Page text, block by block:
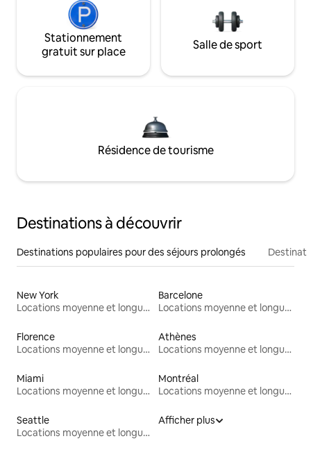
Stationnement
gratuit sur place
Salle de sport
Résidence de tourisme
Destinations à découvrir
Destinations populaires pour des séjours prolongés
New York
Locations moyenne et longue durée
Barcelone
Locations moyenne et longue durée
Florence
Locations moyenne et longue durée
Athènes
Locations moyenne et longue durée
Miami
Locations moyenne et longue durée
Montréal
Locations moyenne et longue durée
Seattle
Locations moyenne et longue durée
Afficher plus